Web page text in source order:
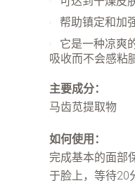
帮助镇定和加
它是一种凉爽
吸收而不会感粘
主要成分：
马齿苋提取物
如何使用：
完成基本的面部
于脸上，等待20